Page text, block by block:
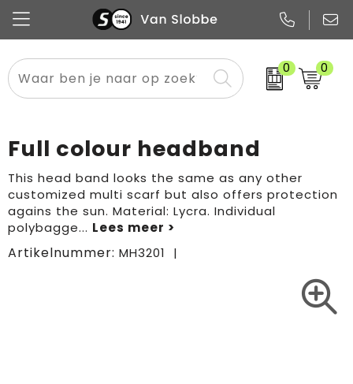
0 0
Alle categorieën
Promo
Pennen
Papier
Flessen
Merken
Meest gekozen
Overig textiel
Boodschappen- en draagtassen
Rugzakken
Full colour headband
This head band looks the same as any other
customized multi scarf but also offers protection
agains the sun. Material: Lycra. Individual
polybagge...
Artikelnummer: MH3201